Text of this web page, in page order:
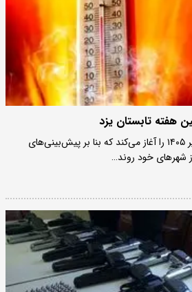
یزد در حالی دومین هفته از تیر ۱۴۰۵ را آغاز می‌کند که بنا بر پیش‌بینی‌های
شهرهای خود روند…